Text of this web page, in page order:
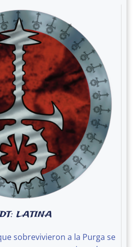
LATINA
sobrevivieron a la Purga se